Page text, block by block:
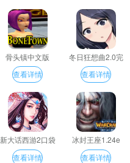
骨头镇中文版
查看详情
冬日狂想曲2.0完
整汉化版
查看详情
新大话西游2口袋
版
查看详情
冰封王座1.24e
查看详情